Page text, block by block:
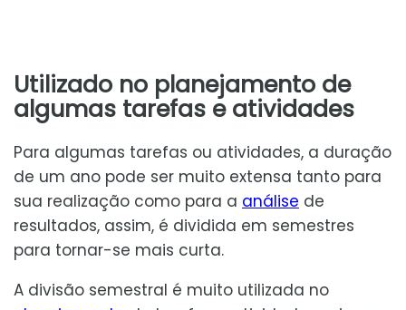
Utilizado no planejamento de
algumas tarefas e atividades
Para algumas tarefas ou atividades, a duração
de um ano pode ser muito extensa tanto para
sua realização como para a análise de
resultados, assim, é dividida em semestres
para tornar-se mais curta.
A divisão semestral é muito utilizada no